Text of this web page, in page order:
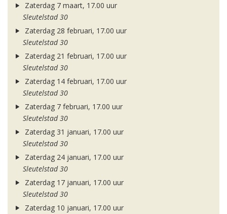
Zaterdag 7 maart, 17.00 uur
Sleutelstad 30
Zaterdag 28 februari, 17.00 uur
Sleutelstad 30
Zaterdag 21 februari, 17.00 uur
Sleutelstad 30
Zaterdag 14 februari, 17.00 uur
Sleutelstad 30
Zaterdag 7 februari, 17.00 uur
Sleutelstad 30
Zaterdag 31 januari, 17.00 uur
Sleutelstad 30
Zaterdag 24 januari, 17.00 uur
Sleutelstad 30
Zaterdag 17 januari, 17.00 uur
Sleutelstad 30
Zaterdag 10 januari, 17.00 uur